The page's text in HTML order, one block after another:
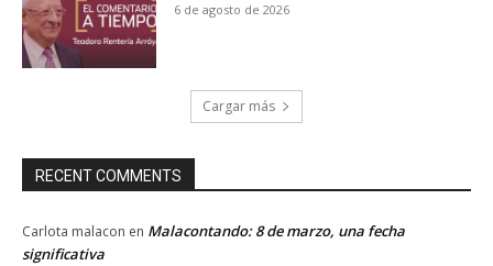
6 de agosto de 2026
Cargar más
RECENT COMMENTS
Carlota malacon en Malacontando: 8 de marzo, una fecha
significativa